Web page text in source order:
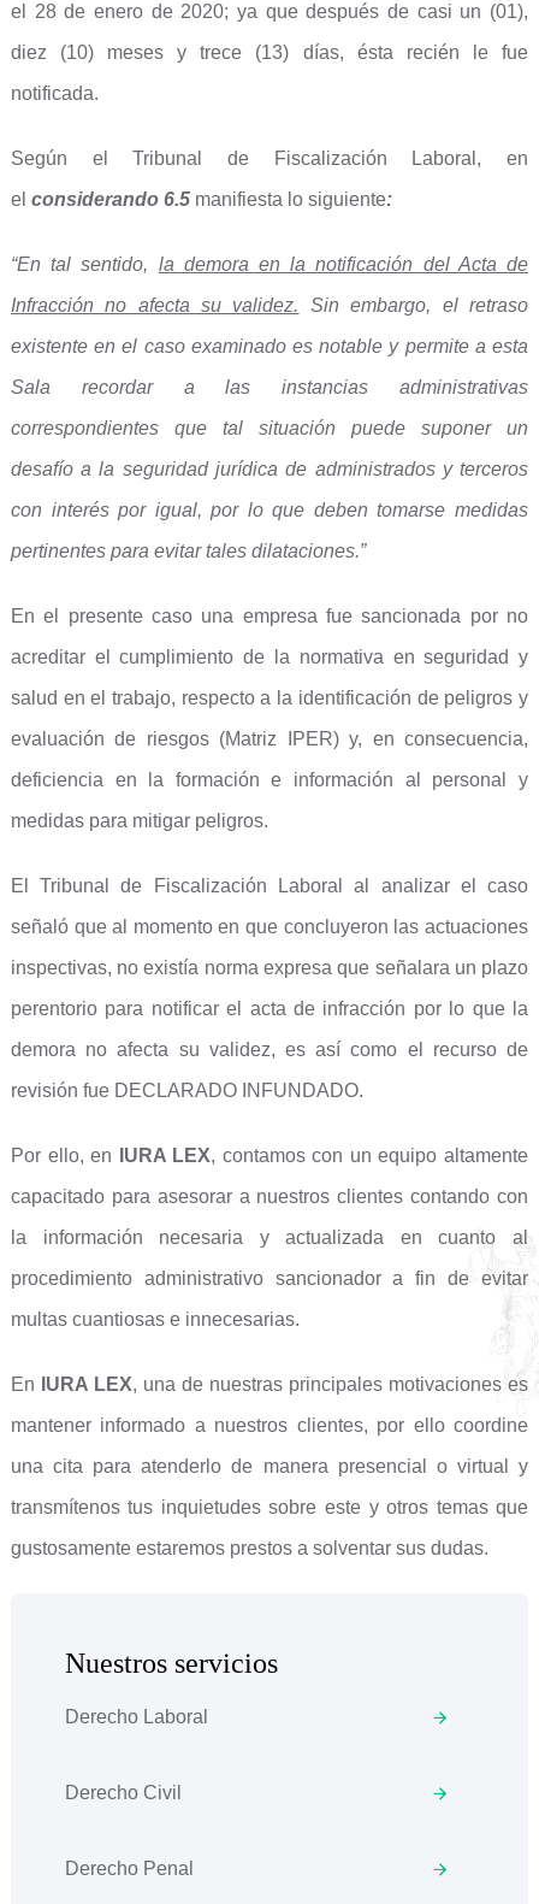
el 28 de enero de 2020; ya que después de casi un (01),
diez (10) meses y trece (13) días, ésta recién le fue
notificada.
Según el Tribunal de Fiscalización Laboral, en
el considerando 6.5manifiesta lo siguiente:
“En tal sentido, la demora en la notificación del Acta de
Infracción no afecta su validez. Sin embargo, el retraso
existente en el caso examinado es notable y permite a esta
Sala recordar a las instancias administrativas
correspondientes que tal situación puede suponer un
desafío a la seguridad jurídica de administrados y terceros
con interés por igual, por lo que deben tomarse medidas
pertinentes para evitar tales dilataciones.”
En el presente caso una empresa fue sancionada por no
acreditar el cumplimiento de la normativa en seguridad y
salud en el trabajo, respecto a la identificación de peligros y
evaluación de riesgos (Matriz IPER) y, en consecuencia,
deficiencia en la formación e información al personal y
medidas para mitigar peligros.
El Tribunal de Fiscalización Laboral al analizar el caso
señaló que al momento en que concluyeron las actuaciones
inspectivas, no existía norma expresa que señalara un plazo
perentorio para notificar el acta de infracción por lo que la
demora no afecta su validez, es así como el recurso de
revisión fue DECLARADO INFUNDADO.
Por ello, en IURA LEX, contamos con un equipo altamente
capacitado para asesorar a nuestros clientes contando con
la información necesaria y actualizada en cuanto al
procedimiento administrativo sancionador a fin de evitar
multas cuantiosas e innecesarias.
En IURA LEX, una de nuestras principales motivaciones es
mantener informado a nuestros clientes, por ello coordine
una cita para atenderlo de manera presencial o virtual y
transmítenos tus inquietudes sobre este y otros temas que
gustosamente estaremos prestos a solventar sus dudas.
Nuestros servicios
Derecho Laboral
Derecho Civil
Derecho Penal